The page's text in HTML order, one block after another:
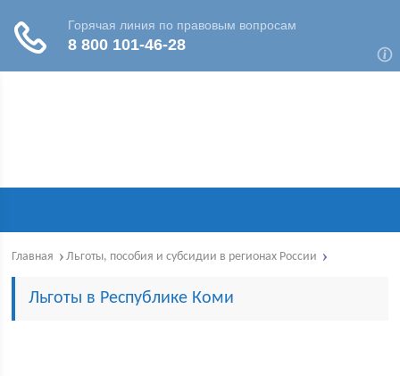
Главная Льготы, пособия и субсидии в регионах России
Льготы в Республике Коми